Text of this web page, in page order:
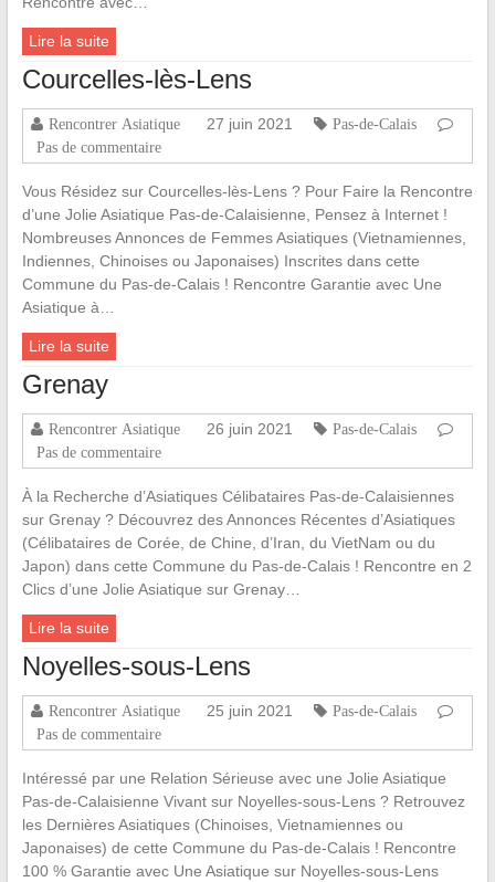
Lire la suite
Courcelles-lès-Lens
Rencontrer Asiatique 27 juin 2021
Pas-de-Calais
Pas de commentaire
Vous Résidez sur Courcelles-lès-Lens ? Pour Faire la Rencontre
d’une Jolie Asiatique Pas-de-Calaisienne, Pensez à Internet !
Nombreuses Annonces de Femmes Asiatiques (Vietnamiennes,
Indiennes, Chinoises ou Japonaises) Inscrites dans cette
Commune du Pas-de-Calais ! Rencontre Garantie avec Une
Asiatique à…
Lire la suite
Grenay
Rencontrer Asiatique 26 juin 2021
Pas-de-Calais
Pas de commentaire
À la Recherche d’Asiatiques Célibataires Pas-de-Calaisiennes
sur Grenay ? Découvrez des Annonces Récentes d’Asiatiques
(Célibataires de Corée, de Chine, d’Iran, du VietNam ou du
Japon) dans cette Commune du Pas-de-Calais ! Rencontre en 2
Clics d’une Jolie Asiatique sur Grenay…
Lire la suite
Noyelles-sous-Lens
Rencontrer Asiatique 25 juin 2021
Pas-de-Calais
Pas de commentaire
Intéressé par une Relation Sérieuse avec une Jolie Asiatique
Pas-de-Calaisienne Vivant sur Noyelles-sous-Lens ? Retrouvez
les Dernières Asiatiques (Chinoises, Vietnamiennes ou
Japonaises) de cette Commune du Pas-de-Calais ! Rencontre
100 % Garantie avec Une Asiatique sur Noyelles-sous-Lens